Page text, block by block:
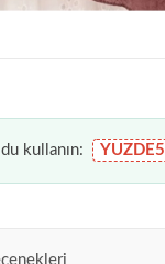
kullanın: YUZDE5